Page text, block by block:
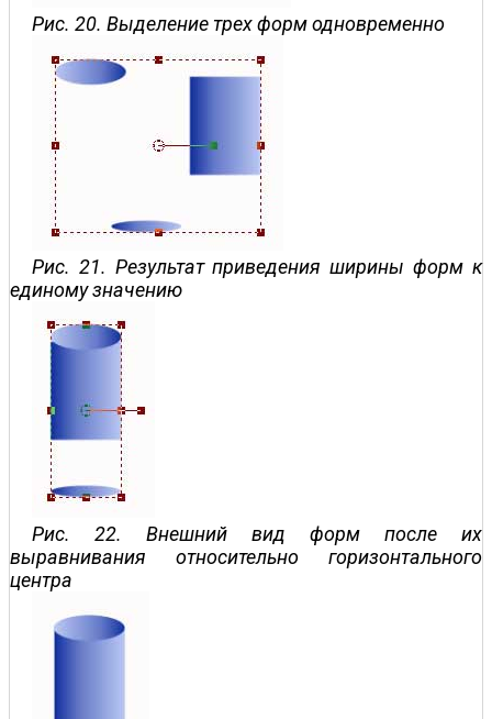
Рис. 20. Выделение трех форм одновременно
Рис. 21. Результат приведения ширины форм к
единому значению
Рис. 22. Внешний вид форм после их
выравнивания относительно горизонтального
центра